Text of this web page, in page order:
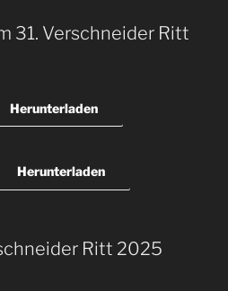
31. Verschneider Ritt
Herunterladen
Herunterladen
Ritt 2025